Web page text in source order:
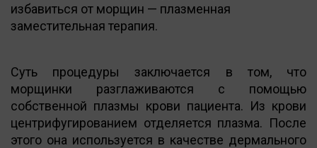
избавиться от морщин — плазменная
заместительная терапия.
Суть процедуры заключается в том, что
морщинки разглаживаются с помощью
собственной плазмы крови пациента. Из крови
центрифугированием отделяется плазма. После
этого она используется в качестве дермального